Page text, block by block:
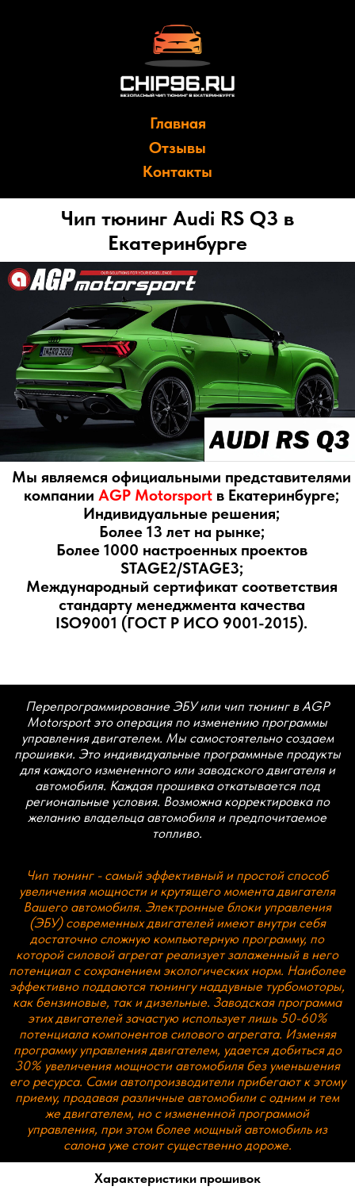
Главная
Отзывы
Контакты
Чип тюнинг Audi RS Q3 в
Екатеринбурге
Мы являемся официальными представителями
компанииAGP Motorsportв Екатеринбурге;
Индивидуальные решения;
Более 13 лет на рынке;
Более 1000 настроенных проектов
STAGE2/STAGE3;
Международный сертификат соответствия
стандарту менеджмента качества
ISO9001 (ГОСТ Р ИСО 9001-2015).
Перепрограммирование ЭБУ или чип тюнинг в AGP
Motorsport это операция по изменению программы
управления двигателем. Мы самостоятельно создаем
прошивки. Это индивидуальные программные продукты
для каждого измененного или заводского двигателя и
автомобиля. Каждая прошивка откатывается под
региональные условия. Возможна корректировка по
желанию владельца автомобиля и предпочитаемое
топливо.
Чип тюнинг - самый эффективный и простой способ
увеличения мощности и крутящего момента двигателя
эффективно поддаются тюнингу наддувные турбомоторы,
как бензиновые, так и дизельные. Заводская программа
этих двигателей зачастую использует лишь 50-60%
потенциала компонентов силового агрегата. Изменяя
программу управления двигателем, удается добиться до
30% увеличения мощности автомобиля без уменьшения
его ресурса. Сами автопроизводители прибегают к этому
приему, продавая различные автомобили с одним и тем
же двигателем, но с измененной программой
управления, при этом более мощный автомобиль из
салона уже стоит существенно дороже.
Характеристики прошивок
Стоимость указана за базовый STAGE1/STAGE2 без учета
скидок и акций, стоимость прошивки с отключением
систем евронорм в виде контроля катализатора, EGR,
DPF, ADBLUE и др. может отличаться.
*- Для STAGE2 предварительно требуется установка
даунпайпов или приемных труб без катализаторов или с
спорткатами, а так же более производительный
интеркулер.
О действующих скидках и акциях Вы можете узнать в
наших социальных сетях.